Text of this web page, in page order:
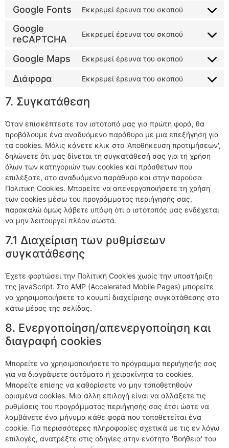
Google Fonts Εκκρεμεί έρευνα του σκοπού
Google
reCAPTCHA
Εκκρεμεί έρευνα του σκοπού
Google Maps Εκκρεμεί έρευνα του σκοπού
Διάφορα Εκκρεμεί έρευνα του σκοπού
7. Συγκατάθεση
Όταν επισκέπτεστε τον ιστότοπό μας για πρώτη φορά, θα
προβάλουμε ένα αναδυόμενο παράθυρο με μια επεξήγηση για
τα cookies. Μόλις κάνετε κλικ στο 'Αποθήκευση προτιμήσεων',
δηλώνετε ότι μας δίνεται τη συγκατάθεσή σας για τη χρήση
όλων των κατηγοριών των cookies και πρόσθετων που
επιλέξατε, στο αναδυόμενο παράθυρο και στην παρούσα
Πολιτική Cookies. Μπορείτε να απενεργοποιήσετε τη χρήση
των cookies μέσω του προγράμματος περιήγησής σας,
παρακαλώ όμως λάβετε υπόψη ότι ο ιστότοπός μας ενδέχεται
να μην λειτουργεί πλέον σωστά.
7.1 Διαχείριση των ρυθμίσεων
συγκατάθεσης
Έχετε φορτώσει την Πολιτική Cookies χωρίς την υποστήριξη
της javaScript. Στο AMP (Accelerated Mobile Pages) μπορείτε
να χρησιμοποιήσετε το κουμπί διαχείρισης συγκατάθεσης στο
κάτω μέρος της σελίδας.
8. Ενεργοποίηση/απενεργοποίηση και
διαγραφή cookies
Μπορείτε να χρησιμοποιήσετε το πρόγραμμα περιήγησής σας
για να διαγράψετε αυτόματα ή χειροκίνητα τα cookies.
Μπορείτε επίσης να καθορίσετε να μην τοποθετηθούν
ορισμένα cookies. Μια άλλη επιλογή είναι να αλλάξετε τις
ρυθμίσεις του προγράμματος περιήγησής σας έτσι ώστε να
λαμβάνετε ένα μήνυμα κάθε φορά που τοποθετείται ένα
cookie. Για περισσότερες πληροφορίες σχετικά με τις εν λόγω
επιλογές, ανατρέξτε στις οδηγίες στην ενότητα 'Βοήθεια' του